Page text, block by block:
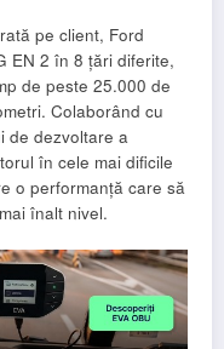
pe client, Ford
EN 2 în 8 țări diferite,
de peste 25.000 de
Colaborând cu
de dezvoltare a
în cele mai dificile
o performanță care să
înalt nivel.